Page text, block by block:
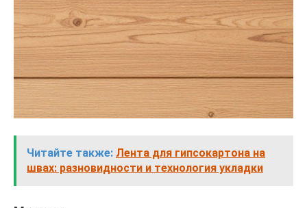
Читайте также: Лента для гипсокартона на
швах: разновидности и технология укладки